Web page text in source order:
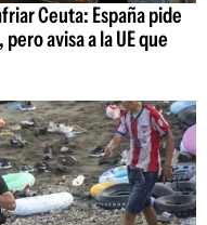
Ceuta: España pide
avisa a la UE que